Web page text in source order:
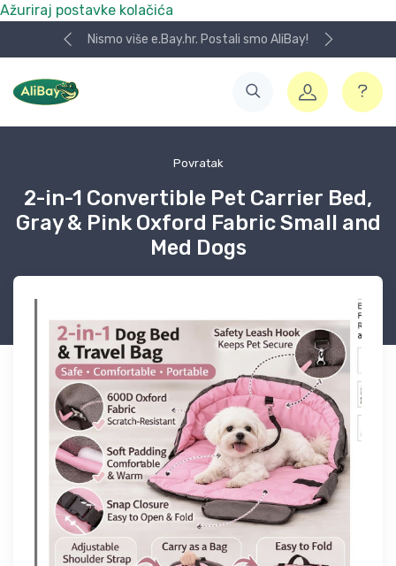
Ažuriraj postavke kolačića
Nismo više e.Bay.hr. Postali smo AliBay!
Povratak
2-in-1 Convertible Pet Carrier Bed,
Gray & Pink Oxford Fabric Small and
Med Dogs